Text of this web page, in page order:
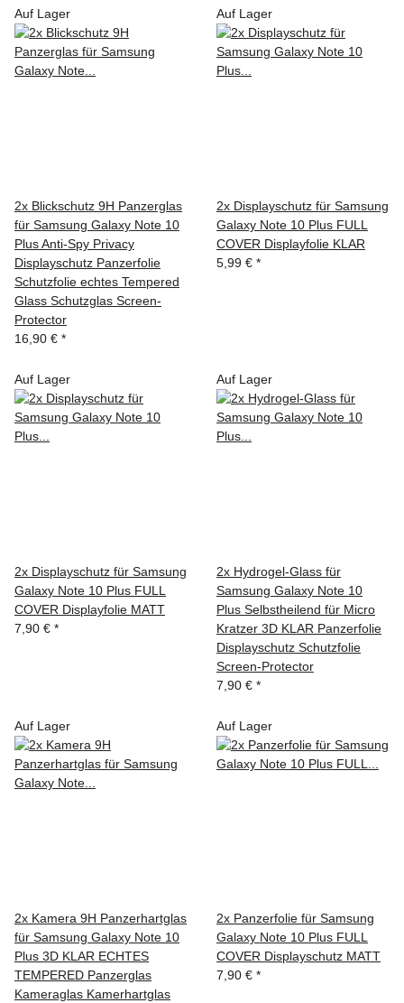
Auf Lager
2x Blickschutz 9H Panzerglas
für Samsung Galaxy Note 10
Plus Anti-Spy Privacy
Displayschutz Panzerfolie
Schutzfolie echtes Tempered
Glass Schutzglas Screen-
Protector
16,90 € *
Auf Lager
2x Displayschutz für Samsung
Galaxy Note 10 Plus FULL
COVER Displayfolie KLAR
5,99 € *
Auf Lager
2x Displayschutz für Samsung
Galaxy Note 10 Plus FULL
COVER Displayfolie MATT
7,90 € *
Auf Lager
2x Hydrogel-Glass für
Samsung Galaxy Note 10
Plus Selbstheilend für Micro
Kratzer 3D KLAR Panzerfolie
Displayschutz Schutzfolie
Screen-Protector
7,90 € *
Auf Lager
2x Kamera 9H Panzerhartglas
für Samsung Galaxy Note 10
Plus 3D KLAR ECHTES
TEMPERED Panzerglas
Kameraglas Kamerhartglas
Auf Lager
2x Panzerfolie für Samsung
Galaxy Note 10 Plus FULL
COVER Displayschutz MATT
7,90 € *